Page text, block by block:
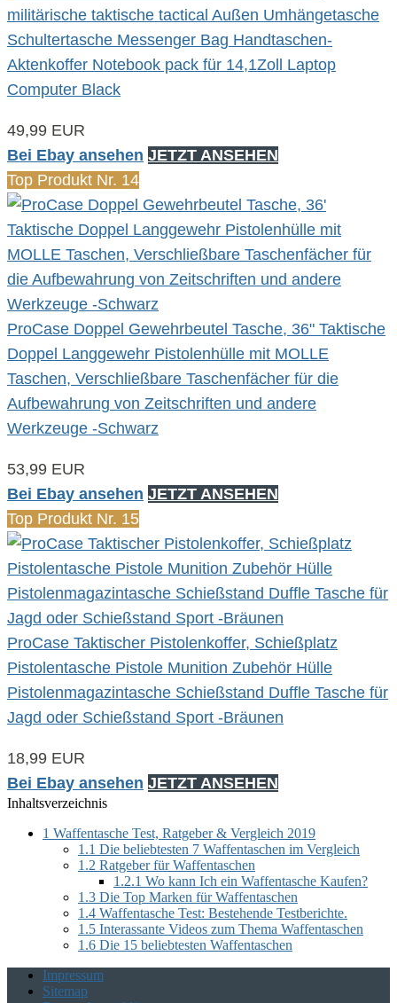
militärische taktische tactical Außen Umhängetasche
Schultertasche Messenger Bag Handtaschen-
Aktenkoffer Notebook pack für 14,1Zoll Laptop
Computer Black
49,99 EUR
Bei Ebay ansehen JETZT ANSEHEN
Top Produkt Nr. 14
ProCase Doppel Gewehrbeutel Tasche, 36" Taktische
Doppel Langgewehr Pistolenhülle mit MOLLE
Taschen, Verschließbare Taschenfächer für die
Aufbewahrung von Zeitschriften und andere
Werkzeuge -Schwarz
53,99 EUR
Bei Ebay ansehen JETZT ANSEHEN
Top Produkt Nr. 15
ProCase Taktischer Pistolenkoffer, Schießplatz
Pistolentasche Pistole Munition Zubehör Hülle
Pistolenmagazintasche Schießstand Duffle Tasche für
Jagd oder Schießstand Sport -Bräunen
18,99 EUR
Bei Ebay ansehen JETZT ANSEHEN
Inhaltsverzeichnis
1 Waffentasche Test, Ratgeber & Vergleich 2019
1.1 Die beliebtesten 7 Waffentaschen im Vergleich
1.2 Ratgeber für Waffentaschen
1.2.1 Wo kann Ich ein Waffentasche Kaufen?
1.3 Die Top Marken für Waffentaschen
1.4 Waffentasche Test: Bestehende Testberichte.
1.5 Interassante Videos zum Thema Waffentaschen
1.6 Die 15 beliebtesten Waffentaschen
Impressum
Sitemap